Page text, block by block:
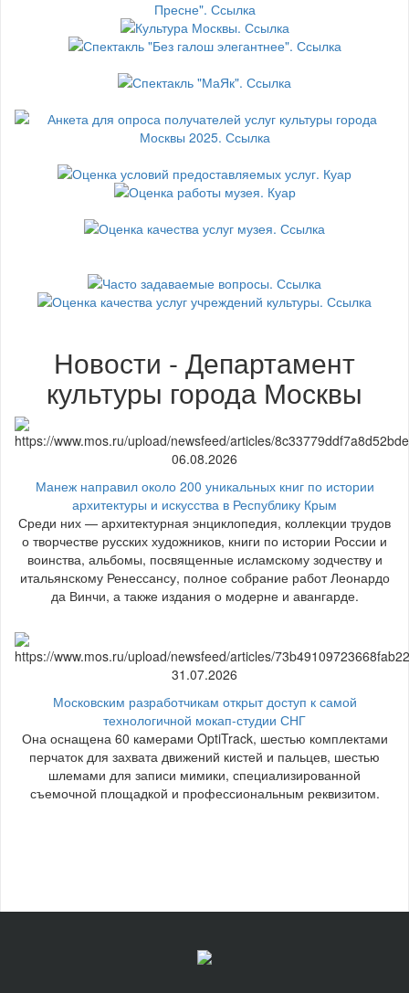
Новости - Департамент
культуры города Москвы
06.08.2026
Манеж направил около 200 уникальных книг по истории
архитектуры и искусства в Республику Крым
Среди них — архитектурная энциклопедия, коллекции трудов
о творчестве русских художников, книги по истории России и
воинства, альбомы, посвященные исламскому зодчеству и
итальянскому Ренессансу, полное собрание работ Леонардо
да Винчи, а также издания о модерне и авангарде.
31.07.2026
Московским разработчикам открыт доступ к самой
технологичной мокап-студии СНГ
Она оснащена 60 камерами OptiTrack, шестью комплектами
перчаток для захвата движений кистей и пальцев, шестью
шлемами для записи мимики, специализированной
съемочной площадкой и профессиональным реквизитом.